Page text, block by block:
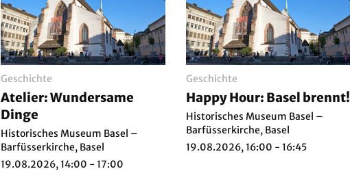
Geschichte
Atelier: Wundersame
Dinge
Historisches Museum Basel –
Barfüsserkirche, Basel
19.08.2026, 14:00 - 17:00
Geschichte
Happy Hour: Basel brennt!
Historisches Museum Basel –
Barfüsserkirche, Basel
19.08.2026, 16:00 - 16:45